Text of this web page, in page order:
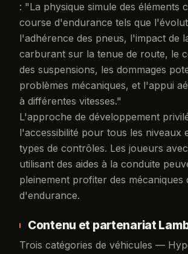
: "La physique simule des éléments
course d'endurance tels que
l'adhérence des pneus, l'impact de
carburant sur la tenue de route, le
des suspensions, les dommages
problèmes mécaniques, et l'appui
à différentes vitesses."
L'approche de développement
l'accessibilité pour tous les niveaux
types de contrôles. Les joueurs
utilisant des aides à la conduite
pleinement profiter des mécaniques
d'endurance.
Contenu et partenariat
Trois catégories de véhicules —